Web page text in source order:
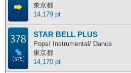
東京都
14,179 pt
378
(375)
STAR BELL PLUS
Pops/ Instrumental/ Dance
東京都
14,170 pt